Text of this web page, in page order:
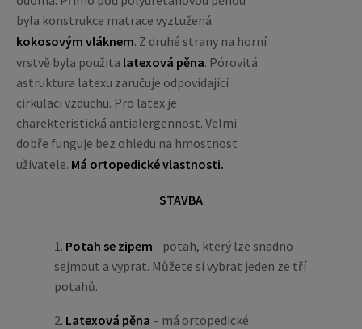
byla konstrukce matrace vyztužená
kokosovým vláknem. Z druhé strany na horní
vrstvě byla použita latexová pěna. Pórovitá
astruktura latexu zaručuje odpovídající
cirkulaci vzduchu. Pro latex je
charekteristická antialergennost. Velmi
dobře funguje bez ohledu na hmostnost
uživatele. Má ortopedické vlastnosti.
STAVBA
1. Potah se zipem - potah, který lze snadno
sejmout a vyprat. Můžete si vybrat jeden ze tří
potahů.
2. Latexová pěna – má ortopedické